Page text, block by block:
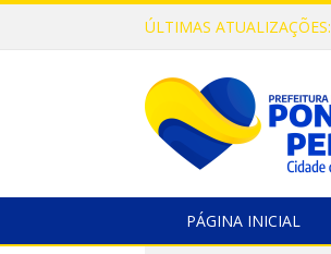
ÚLTIMAS ATUALIZAÇÕES:
PÁGINA INICIAL